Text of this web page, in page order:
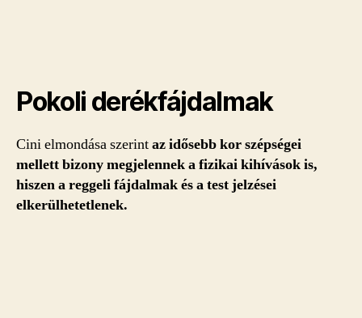
Pokoli derékfájdalmak
Cini elmondása szerintaz idősebb kor szépségei
mellett bizony megjelennek a fizikai kihívások is,
hiszen a reggeli fájdalmak és a test jelzései
elkerülhetetlenek.